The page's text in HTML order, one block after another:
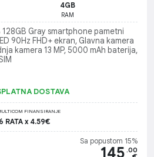
4GB
RAM
128GB Gray smartphone pametni
90Hz FHD+ ekran, Glavna kamera
kamera 13 MP, 5000 mAh baterija,
DOSTAVA
FINANSIRANJE
RATA x 4.59€
Sa popustom 15%
145 .00